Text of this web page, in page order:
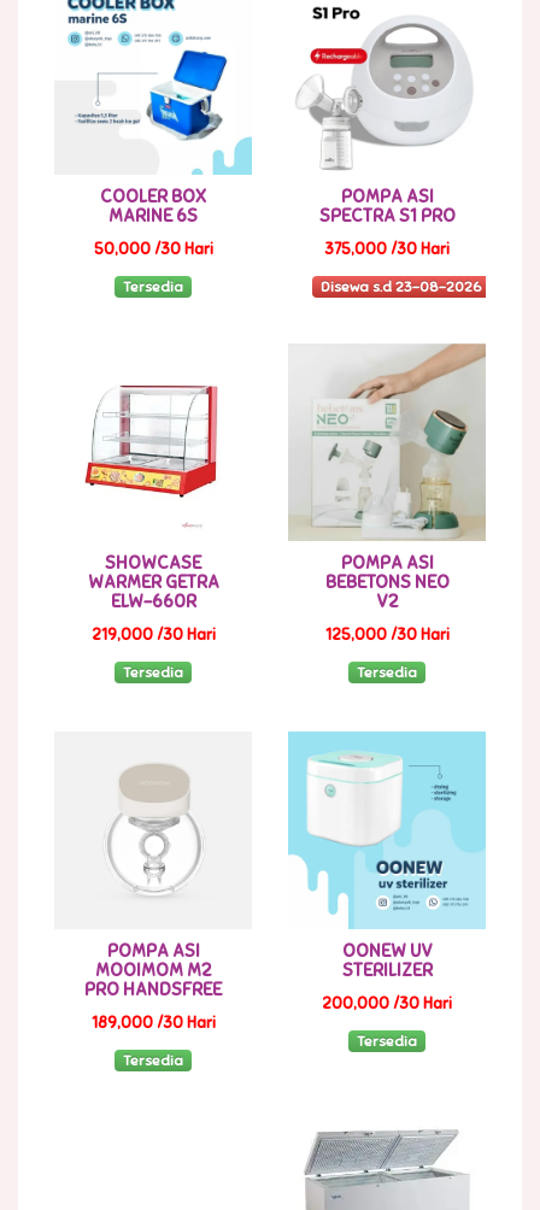
COOLER BOX
MARINE 6S
50,000 /30 Hari
Tersedia
POMPA ASI
SPECTRA S1 PRO
375,000 /30 Hari
Disewa s.d 23-08-2026
SHOWCASE
WARMER GETRA
ELW-660R
219,000 /30 Hari
Tersedia
POMPA ASI
BEBETONS NEO
V2
125,000 /30 Hari
Tersedia
POMPA ASI
MOOIMOM M2
PRO HANDSFREE
189,000 /30 Hari
Tersedia
OONEW UV
STERILIZER
200,000 /30 Hari
Tersedia